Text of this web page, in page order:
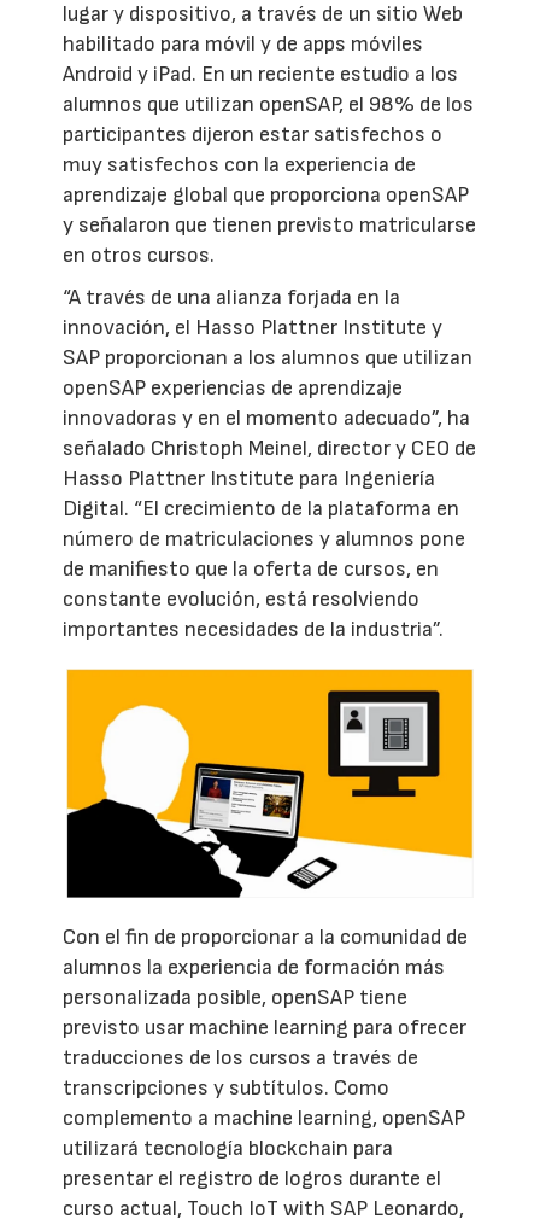
lugar y dispositivo, a través de un sitio Web
habilitado para móvil y de apps móviles
Android y iPad. En un reciente estudio a los
alumnos que utilizan openSAP, el 98% de los
participantes dijeron estar satisfechos o
muy satisfechos con la experiencia de
aprendizaje global que proporciona openSAP
y señalaron que tienen previsto matricularse
en otros cursos.
“A través de una alianza forjada en la
innovación, el Hasso Plattner Institute y
SAP proporcionan a los alumnos que utilizan
openSAP experiencias de aprendizaje
innovadoras y en el momento adecuado”, ha
señalado Christoph Meinel, director y CEO de
Hasso Plattner Institute para Ingeniería
Digital. “El crecimiento de la plataforma en
número de matriculaciones y alumnos pone
de manifiesto que la oferta de cursos, en
constante evolución, está resolviendo
importantes necesidades de la industria”.
Con el fin de proporcionar a la comunidad de
alumnos la experiencia de formación más
personalizada posible, openSAP tiene
previsto usar machine learning para ofrecer
traducciones de los cursos a través de
transcripciones y subtítulos. Como
complemento a machine learning, openSAP
utilizará tecnología blockchain para
presentar el registro de logros durante el
curso actual, Touch IoT with SAP Leonardo,